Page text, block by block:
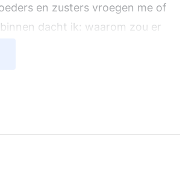
en zusters vroegen me of
dacht ik: waarom zou er
te zeggen als ik bad. Er
ik erg arrogant was en de